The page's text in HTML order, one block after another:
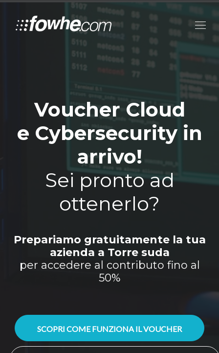
Voucher Cloud
e Cybersecurity in
arrivo!
Sei pronto ad
ottenerlo?
Prepariamo gratuitamente la tua
azienda a Torre suda
per accedere al contributo fino al
50%
SCOPRI COME FUNZIONA IL VOUCHER